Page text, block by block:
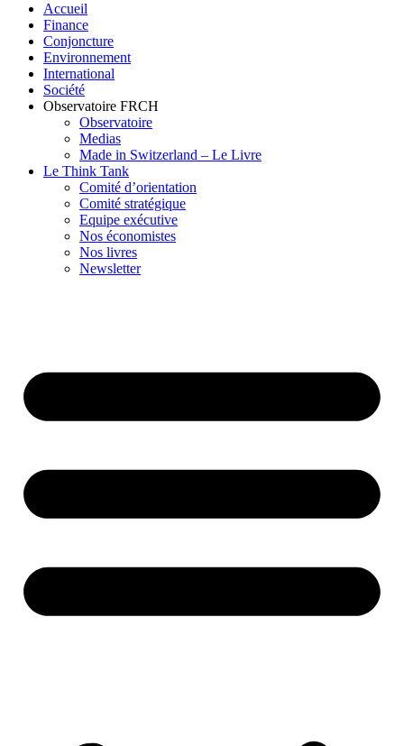
Accueil
Finance
Conjoncture
Environnement
International
Société
Observatoire FRCH
Observatoire
Medias
Made in Switzerland – Le Livre
Le Think Tank
Comité d’orientation
Comité stratégique
Equipe exécutive
Nos économistes
Nos livres
Newsletter